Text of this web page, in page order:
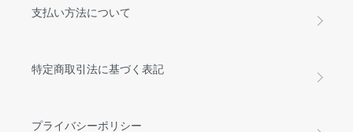
支払い方法について
特定商取引法に基づく表記
プライバシーポリシー